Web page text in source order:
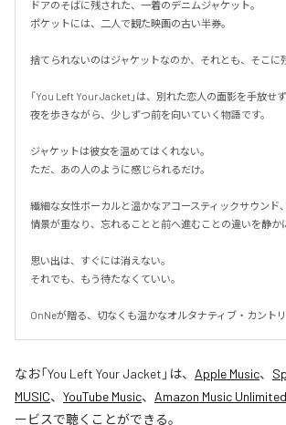
ドアのそばに残された、一着のデニムジャケット。
ポケットには、二人で観た映画の古い半券。
捨てられないのはジャケットなのか、それとも、そこに
「You Left Your Jacket」は、別れた恋人の面影を手放せ
夜を歩きながら、少しずつ前を向いていく物語です。
ジャケットは彼女を温めてはくれない。
ただ、あの人のように感じられるだけ。
繊細な女性ボーカルと温かなアコースティックサウンド
情景が重なり、忘れることと前へ進むことの違いを静か
思い出は、すぐには消えない。
それでも、もう待たなくていい。
OnNeが贈る、切なくも温かなオルタナティブ・カントリ
なお「You Left Your Jacket 」は、 Apple Music、
MUSIC、 YouTube Music、 Amazon Music Unlimited
ービスで聴くことができる。